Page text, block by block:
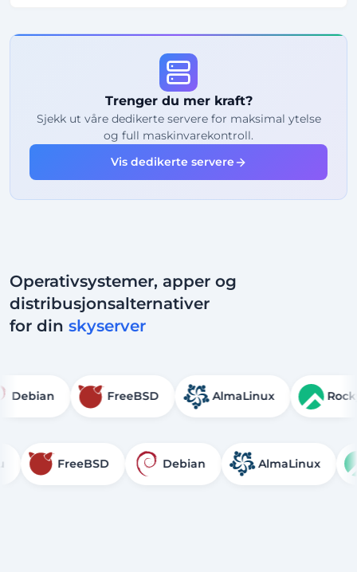
Trafikk
Sikkerhetskopieringspunkter
Ekspertstøtte
IP-adresse
Trenger du mer kraft?
Sjekk ut våre dedikerte servere for maksimal ytelse
og full maskinvarekontroll.
Vis dedikerte servere
Operativsystemer, apper og
distribusjonsalternativer
for din skyserver
Debian FreeBSD AlmaLinux
FreeBSD Debian AlmaLinux